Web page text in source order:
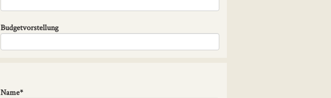
Budgetvorstellung
Name*